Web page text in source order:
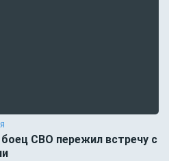
СВО пережил встречу с